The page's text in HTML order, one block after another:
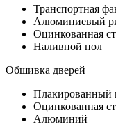
Транспортная
Алюминиевый
Оцинкованная
Наливной пол
Обшивка дверей
Плакированный
Оцинкованная
Алюминий